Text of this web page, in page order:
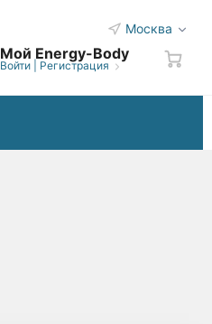
Москва
Мой Energy-Body
Войти| Регистрация